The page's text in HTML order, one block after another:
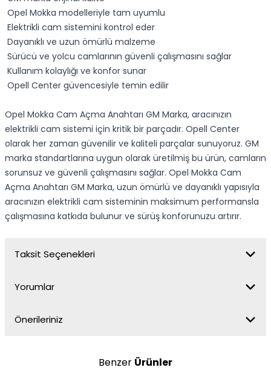
Opel Mokka modelleriyle tam uyumlu
Elektrikli cam sistemini kontrol eder
Dayanıklı ve uzun ömürlü malzeme
Sürücü ve yolcu camlarının güvenli çalışmasını sağlar
Kullanım kolaylığı ve konfor sunar
Opell Center güvencesiyle temin edilir
Opel Mokka Cam Açma Anahtarı GM Marka, aracınızın
elektrikli cam sistemi için kritik bir parçadır. Opell Center
olarak her zaman güvenilir ve kaliteli parçalar sunuyoruz. GM
marka standartlarına uygun olarak üretilmiş bu ürün, camların
sorunsuz ve güvenli çalışmasını sağlar. Opel Mokka Cam
Açma Anahtarı GM Marka, uzun ömürlü ve dayanıklı yapısıyla
aracınızın elektrikli cam sisteminin maksimum performansla
çalışmasına katkıda bulunur ve sürüş konforunuzu artırır.
Taksit Seçenekleri
Yorumlar
Önerileriniz
Benzer Ürünler